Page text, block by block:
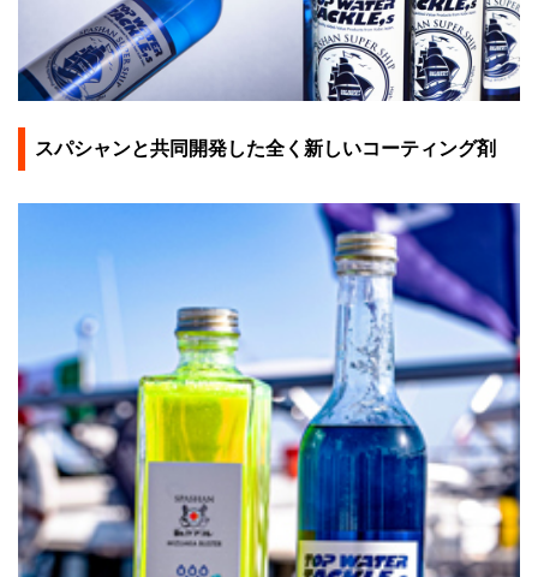
スパシャンと共同開発した全く新しいコーティング剤